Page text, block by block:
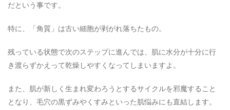
だという事です。
特に、「角質」は古い細胞が剥がれ落ちたもの。
残っている状態で次のステップに進んでは、肌に水分が十分に行
き渡らずかえって乾燥しやすくなってしまいますよ。
また、肌が新しく生まれ変わろうとするサイクルを邪魔すること
となり、毛穴の黒ずみやくすみといった肌悩みにも直結します。